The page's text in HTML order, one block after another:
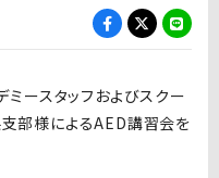
ースタッフおよびスクー
部様によるAED講習会を